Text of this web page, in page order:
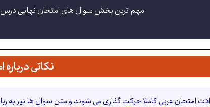
مهم ترین بخش سوال های امتحان نهایی درس
نکاتی
امتحان عربی کاملا حرکت گذاری می شوند و متن سوال ها نیز به